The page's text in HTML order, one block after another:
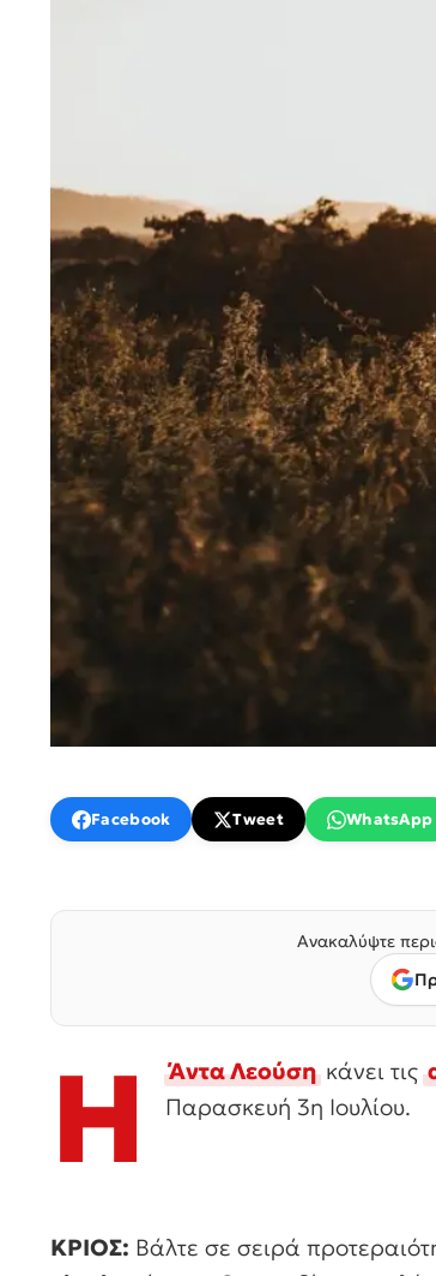
Facebook Tweet WhatsApp
Ανακαλύψτε
Η Άντα Λεούσηκάνει τις
Παρασκευή 3η Ιουλίου.
ΚΡΙΟΣ: Βάλτε σε σειρά